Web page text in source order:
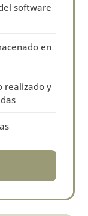
software
en
realizado y